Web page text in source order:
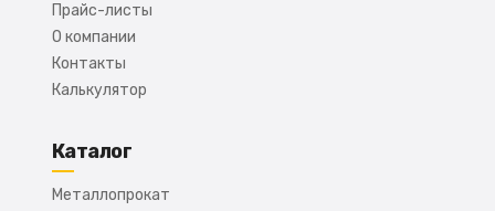
Прайс-листы
О компании
Контакты
Калькулятор
Каталог
Металлопрокат